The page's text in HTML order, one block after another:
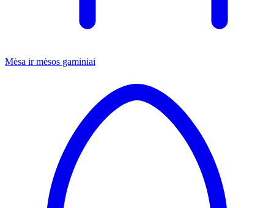
Mėsa ir mėsos gaminiai